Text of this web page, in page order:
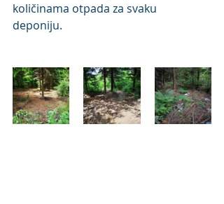
količinama otpada za svaku
deponiju.